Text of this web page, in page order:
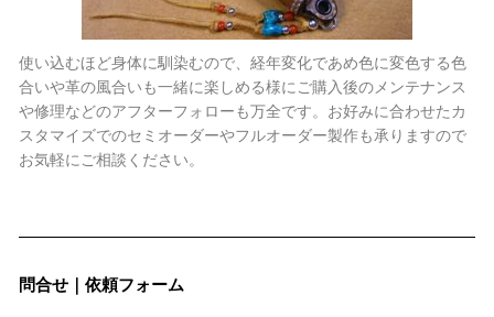
使い込むほど身体に馴染むので、経年変化であめ色に変色する色
合いや革の風合いも一緒に楽しめる様にご購入後のメンテナンス
や修理などのアフターフォローも万全です。お好みに合わせたカ
スタマイズでのセミオーダーやフルオーダー製作も承りますので
お気軽にご相談ください。
問合せ｜依頼フォーム